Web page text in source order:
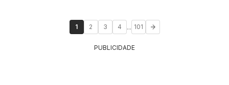
1 2 3 4 ... 101
PUBLICIDADE